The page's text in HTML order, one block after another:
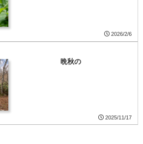
2026/2/6
晩秋の
2025/11/17